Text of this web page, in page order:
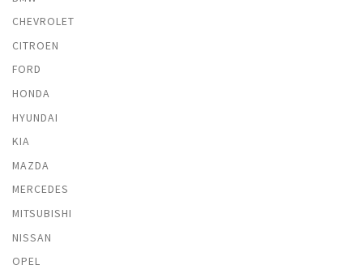
CHEVROLET
CITROEN
FORD
HONDA
HYUNDAI
KIA
MAZDA
MERCEDES
MITSUBISHI
NISSAN
OPEL